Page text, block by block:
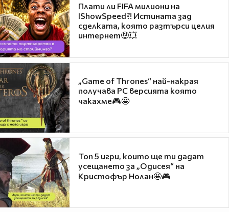
Плати ли FIFA милиони на
IShowSpeed?! Истината зад
сделката, която разтърси целия
интернет🤑💥
„Game of Thrones“ най-накрая
получава PC версията която
чакахме🎮🤩
Топ 5 игри, които ще ти дадат
усещането за „Одисея“ на
Кристофър Нолан🤩🎮